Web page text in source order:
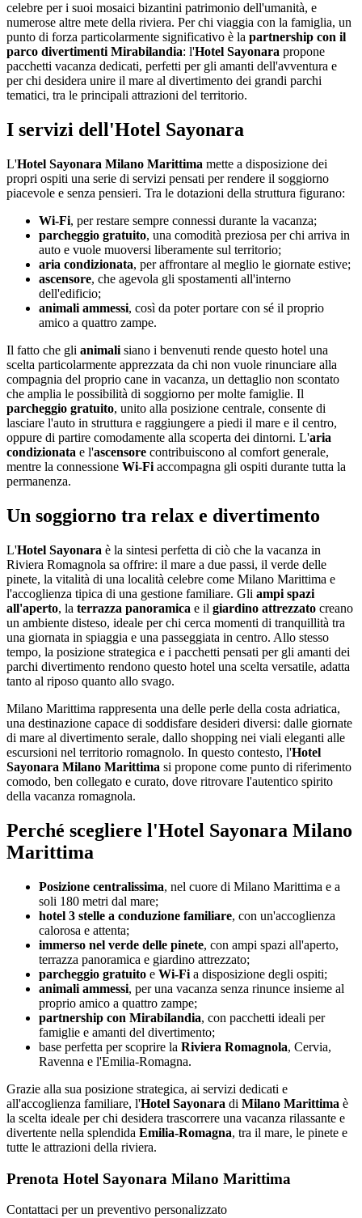
celebre per i suoi mosaici bizantini patrimonio dell'umanità, e
numerose altre mete della riviera. Per chi viaggia con la famiglia, un
punto di forza particolarmente significativo è la partnership con il
parco divertimenti Mirabilandia: l'Hotel Sayonara propone
pacchetti vacanza dedicati, perfetti per gli amanti dell'avventura e
per chi desidera unire il mare al divertimento dei grandi parchi
tematici, tra le principali attrazioni del territorio.
I servizi dell'Hotel Sayonara
L'Hotel Sayonara Milano Marittima mette a disposizione dei
propri ospiti una serie di servizi pensati per rendere il soggiorno
piacevole e senza pensieri. Tra le dotazioni della struttura figurano:
Wi-Fi, per restare sempre connessi durante la vacanza;
parcheggio gratuito, una comodità preziosa per chi arriva in
auto e vuole muoversi liberamente sul territorio;
aria condizionata, per affrontare al meglio le giornate estive;
ascensore, che agevola gli spostamenti all'interno
dell'edificio;
animali ammessi, così da poter portare con sé il proprio
amico a quattro zampe.
Il fatto che gli animali siano i benvenuti rende questo hotel una
scelta particolarmente apprezzata da chi non vuole rinunciare alla
compagnia del proprio cane in vacanza, un dettaglio non scontato
che amplia le possibilità di soggiorno per molte famiglie. Il
parcheggio gratuito, unito alla posizione centrale, consente di
lasciare l'auto in struttura e raggiungere a piedi il mare e il centro,
oppure di partire comodamente alla scoperta dei dintorni. L'aria
condizionata e l'ascensore contribuiscono al comfort generale,
mentre la connessione Wi-Fi accompagna gli ospiti durante tutta la
permanenza.
Un soggiorno tra relax e divertimento
L'Hotel Sayonara è la sintesi perfetta di ciò che la vacanza in
Riviera Romagnola sa offrire: il mare a due passi, il verde delle
pinete, la vitalità di una località celebre come Milano Marittima e
l'accoglienza tipica di una gestione familiare. Gli ampi spazi
all'aperto, la terrazza panoramica e il giardino attrezzato creano
un ambiente disteso, ideale per chi cerca momenti di tranquillità tra
una giornata in spiaggia e una passeggiata in centro. Allo stesso
tempo, la posizione strategica e i pacchetti pensati per gli amanti dei
parchi divertimento rendono questo hotel una scelta versatile, adatta
tanto al riposo quanto allo svago.
Milano Marittima rappresenta una delle perle della costa adriatica,
una destinazione capace di soddisfare desideri diversi: dalle giornate
di mare al divertimento serale, dallo shopping nei viali eleganti alle
escursioni nel territorio romagnolo. In questo contesto, l'Hotel
Sayonara Milano Marittima si propone come punto di riferimento
comodo, ben collegato e curato, dove ritrovare l'autentico spirito
della vacanza romagnola.
Perché scegliere l'Hotel Sayonara Milano
Marittima
Posizione centralissima, nel cuore di Milano Marittima e a
soli 180 metri dal mare;
hotel 3 stelle a conduzione familiare, con un'accoglienza
calorosa e attenta;
immerso nel verde delle pinete, con ampi spazi all'aperto,
terrazza panoramica e giardino attrezzato;
parcheggio gratuito e Wi-Fi a disposizione degli ospiti;
animali ammessi, per una vacanza senza rinunce insieme al
proprio amico a quattro zampe;
partnership con Mirabilandia, con pacchetti ideali per
famiglie e amanti del divertimento;
base perfetta per scoprire la Riviera Romagnola, Cervia,
Ravenna e l'Emilia-Romagna.
Grazie alla sua posizione strategica, ai servizi dedicati e
all'accoglienza familiare, l'Hotel Sayonara di Milano Marittima è
la scelta ideale per chi desidera trascorrere una vacanza rilassante e
divertente nella splendida Emilia-Romagna, tra il mare, le pinete e
tutte le attrazioni della riviera.
Prenota Hotel Sayonara Milano Marittima
Contattaci per un preventivo personalizzato